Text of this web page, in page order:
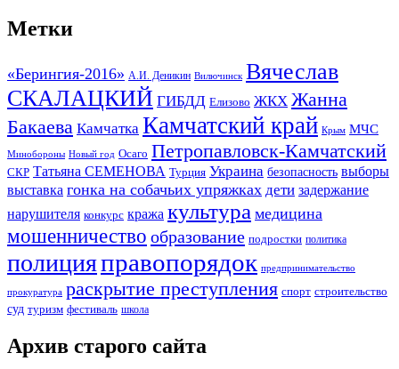
Метки
«Берингия-2016» А.И. Деникин Вилючинск Вячеслав
СКАЛАЦКИЙ ГИБДД Елизово ЖКХ Жанна
Бакаева Камчатка Камчатский край Крым МЧС
Минобороны Новый год Осаго Петропавловск-Камчатский
СКР Татьяна СЕМЕНОВА Турция Украина безопасность выборы
выставка гонка на собачьих упряжках дети задержание
нарушителя конкурс кража культура медицина
мошенничество образование подростки политика
полицияправопорядок предпринимательство
прокуратура раскрытие преступления спорт строительство
суд туризм фестиваль школа
Архив старого сайта